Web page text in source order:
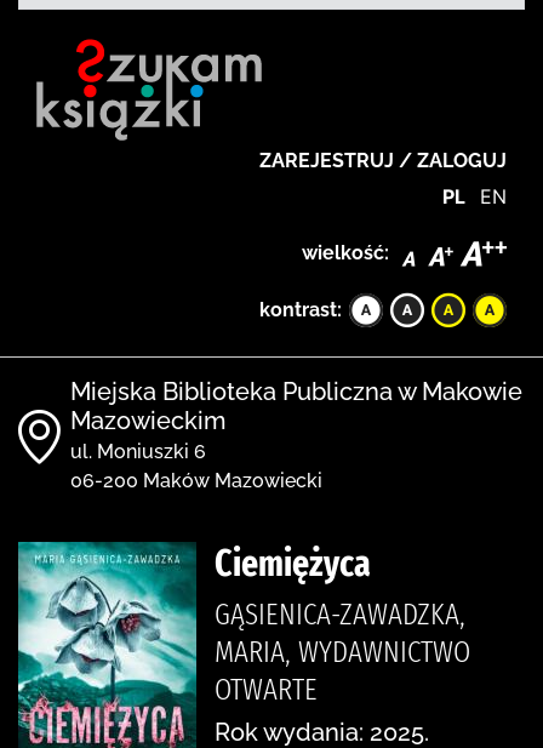
ZAREJESTRUJ / ZALOGUJ
PL EN
wielkość:
kontrast:
Miejska Biblioteka Publiczna w Makowie
Mazowieckim
ul. Moniuszki 6
06-200 Maków Mazowiecki
Ciemiężyca
GĄSIENICA-ZAWADZKA,
MARIA, WYDAWNICTWO
OTWARTE
Rok wydania: 2025.